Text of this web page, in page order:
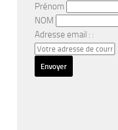
Prénom
NOM
Adresse email : :